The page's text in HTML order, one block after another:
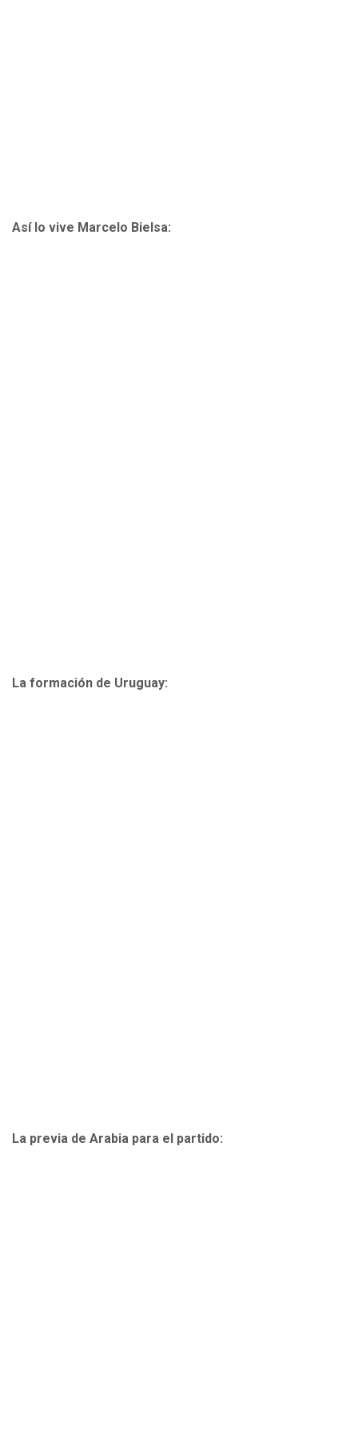
Así lo vive Marcelo Bielsa:
La formación de Uruguay:
La previa de Arabia para el partido: